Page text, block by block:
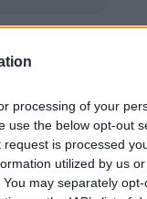
processing of your
use the below opt-out
is processed
utilized by us
may separately
Ferenc